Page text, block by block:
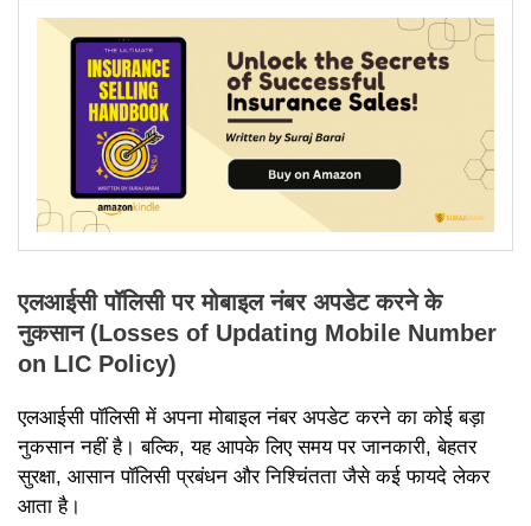
एलआईसी पॉलिसी पर मोबाइल नंबर अपडेट करने के
नुकसान (Losses of Updating Mobile Number
on LIC Policy)
एलआईसी पॉलिसी में अपना मोबाइल नंबर अपडेट करने का कोई बड़ा
नुकसान नहीं है। बल्कि, यह आपके लिए समय पर जानकारी, बेहतर
सुरक्षा, आसान पॉलिसी प्रबंधन और निश्चिंतता जैसे कई फायदे लेकर
आता है।